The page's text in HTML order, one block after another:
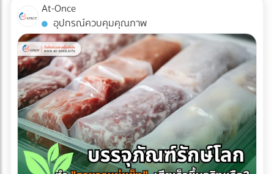
Ink ระดับอุตสาหกรรม เข้ามาค้นหาและเปรียบเทียบพาร์ทเนอร์โรง
พิมพ์คุณภาพได้ฟรีที่ At-once แพลตฟอร์มรวมบริษัท B2B ชั้น
นำของไทย!
ไม่ได้มีแค่เรื่องของการเลือกเฟอร์นิเจอร์สวยๆ หรือจัดแสงไฟให้
ถ่ายรูปออกมาดูดีเท่านั้น หากคุณกำลังวางแผนจะต่อเติมพื้นที่
ชั้นบนสุด นี่คือข้อควรรู้สำคัญที่คุณต้องเช็กให้ชัวร์ก่อนที่งบ
ประมาณจะบานปลาย 1. โครงสร้างอาคารเดิมรับน้ำหนักไหวหรือ
ไม่? (Structural Load) สิ่งแรกที่ต้องคำนึงถึงคือ "ความแข็งแรง
ของโครงสร้าง" ดาดฟ้าตึกแถวเก่าส่วนใหญ่ถูกออกแบบมาเพื่อ
รับน้ำหนักของตัวโครงสร้างเองและแท็งก์น้ำเท่านั้น ไม่ได้เผื่อ
สำหรับการรับน้ำหนักของกระถางต้นไม้ขนาดใหญ่ ดินอุ้มน้ำ พื้น
ไม้เทียม หรือจำนวนคนที่ขึ้นไปรวมตัวกันหนาแน่น สิ่งที่ต้องทำ:
ควรปรึกษาวิศวกรโครงสร้างเพื่อประเมินความสามารถในการรับ
น้ำหนัก (Live Load และ Dead Load) ก่อนตัดสินใจเทปูนเพิ่ม
At-Once
อุปกรณ์ควบคุมคุณภาพ